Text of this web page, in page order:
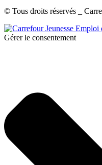
© Tous droits réservés _
Gérer le consentement